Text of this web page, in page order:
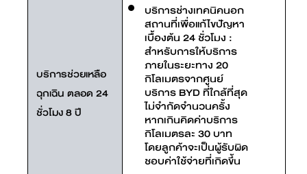
บริการช่วยเหลือ
ฉุกเฉิน ตลอด 24
ชั่วโมง 8 ปี
บริการช่างเทคนิคนอก
สถานที่เพื่อแก้ไขปัญหา
เบื้องต้น 24 ชั่วโมง :
สำหรับการให้บริการ
ภายในระยะทาง 20
กิโลเมตรจากศูนย์
บริการ BYD ที่ใกล้ที่สุด
ไม่จำกัดจำนวนครั้ง
หากเกินคิดค่าบริการ
กิโลเมตรละ 30 บาท
โดยลูกค้าจะเป็นผู้รับผิด
ชอบค่าใช้จ่ายที่เกิดขึ้น